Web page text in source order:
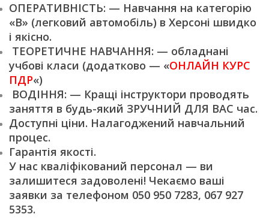
ОПЕРАТИВНІСТЬ: — Навчання на категорію
«В» (легковий автомобіль) в Херсоні швидко
і якісно.
ТЕОРЕТИЧНЕ НАВЧАННЯ: — обладнані
учбові класи (додатково — «ОНЛАЙН КУРС
ПДР«)
ВОДІННЯ: — Кращі інструктори проводять
заняття в будь-який ЗРУЧНИЙ ДЛЯ ВАС час.
Доступні ціни. Налагоджений навчальний
процес.
Гарантія якості.
У нас кваліфікований персонал — ви
залишитеся задоволені! Чекаємо ваші
заявки за телефоном 050 950 7283, 067 927
5353.